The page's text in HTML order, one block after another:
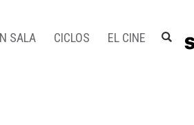
SALA CICLOS EL CINE